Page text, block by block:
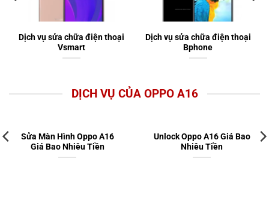
Dịch vụ sửa chữa điện thoại
Vsmart
Dịch vụ sửa chữa điện thoại
Bphone
DỊCH VỤ CỦA OPPO A16
Sửa Màn Hình Oppo A16
Giá Bao Nhiêu Tiền
Unlock Oppo A16 Giá Bao
Nhiêu Tiền